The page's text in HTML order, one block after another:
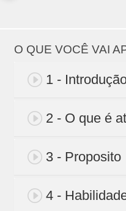
O QUE VOCÊ VAI
1 -
2 - O que é
3 - Proposito
4 -